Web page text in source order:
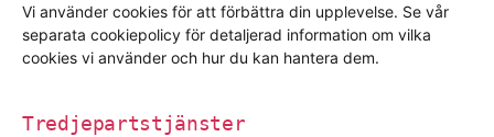
Vi använder cookies för att förbättra din upplevelse. Se vår
separata cookiepolicy för detaljerad information om vilka
cookies vi använder och hur du kan hantera dem.
Tredjepartstjänster